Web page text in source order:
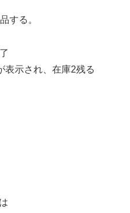
する。
示され、在庫2残る